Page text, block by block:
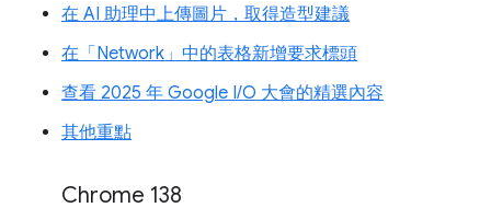
在 AI 助理中上傳圖片，取得造型建議
在「Network」中的表格新增要求標頭
查看 2025 年 Google I/O 大會的精選內容
其他重點
Chrome 138